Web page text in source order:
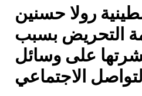
رولا حسنين
التحريض بسبب
على وسائل
الاجتماعي